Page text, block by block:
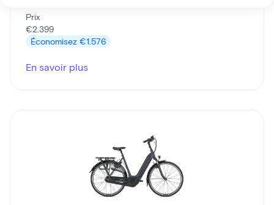
Prix
€2.399
Économisez €1.576
En savoir plus